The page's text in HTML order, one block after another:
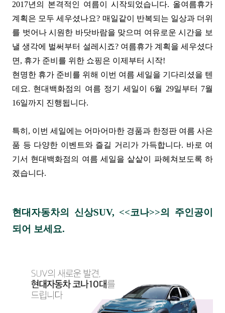
2017년의 본격적인 여름이 시작되었습니다. 올여름휴가
계획은 모두 세우셨나요? 매일같이 반복되는 일상과 더위
를 벗어나 시원한 바닷바람을 맞으며 여유로운 시간을 보
낼 생각에 벌써부터 설레시죠? 여름휴가 계획을 세우셨다
면, 휴가 준비를 위한 쇼핑은 이제부터 시작!
현명한 휴가 준비를 위해 이번 여름 세일을 기다리셨을 텐
데요. 현대백화점의 여름 정기 세일이 6월 29일부터 7월
16일까지 진행됩니다.
특히, 이번 세일에는 어마어마한 경품과 한정판 여름 사은
품 등 다양한 이벤트와 즐길 거리가 가득합니다. 바로 여
기서 현대백화점의 여름 세일을 샅샅이 파헤쳐보도록 하
겠습니다.
현대자동차의 신상SUV, <<코나>>의 주인공이
되어 보세요.